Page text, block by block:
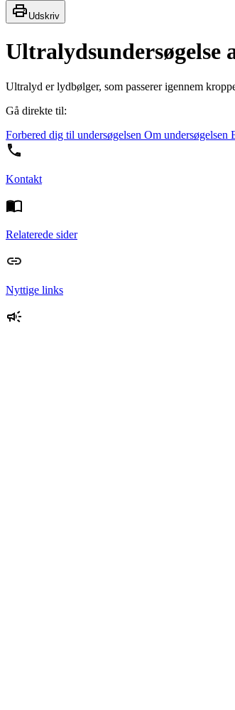
Udskriv
Ultralydsundersøgelse
Ultralyd er lydbølger, som passerer igennem
Gå direkte til:
Forbered dig til undersøgelsen Om undersøgelsen
Kontakt
Relaterede sider
Nyttige links